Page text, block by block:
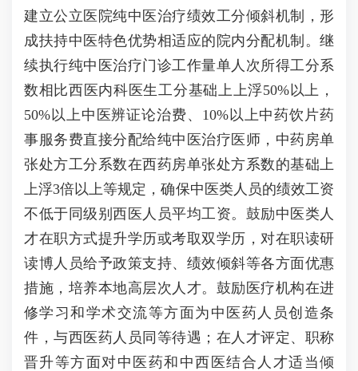
建立公立医院纯中医治疗绩效工分倾斜机制，形
成扶持中医特色优势相适应的院内分配机制。继
续执行纯中医治疗门诊工作量单人次所得工分系
数相比西医内科医生工分基础上上浮50%以上，
50%以上中医辨证论治费、10%以上中药饮片药
事服务费直接分配给纯中医治疗医师，中药房单
张处方工分系数在西药房单张处方系数的基础上
上浮3倍以上等规定，确保中医类人员的绩效工资
不低于同级别西医人员平均工资。鼓励中医类人
才在职方式提升学历或考取双学历，对在职读研
读博人员给予政策支持、绩效倾斜等各方面优惠
措施，培养本地高层次人才。鼓励医疗机构在进
修学习和学术交流等方面为中医药人员创造条
件，与西医药人员同等待遇；在人才评定、职称
晋升等方面对中医药和中西医结合人才适当倾